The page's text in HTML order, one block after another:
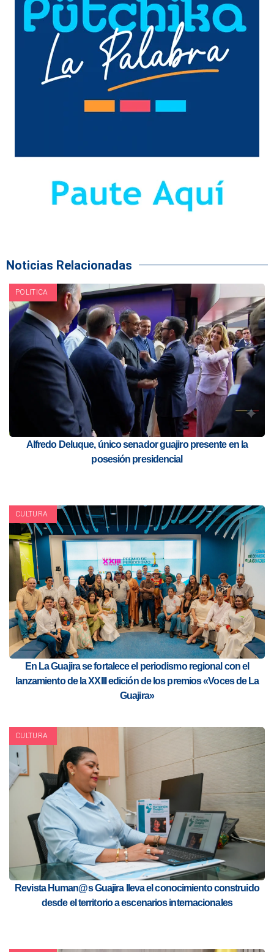
Noticias Relacionadas
POLITICA
Alfredo Deluque, único senador guajiro presente en la
posesión presidencial
CULTURA
En La Guajira se fortalece el periodismo regional con el
lanzamiento de la XXIII edición de los premios «Voces de La
Guajira»
CULTURA
Revista Human@s Guajira lleva el conocimiento construido
desde el territorio a escenarios internacionales